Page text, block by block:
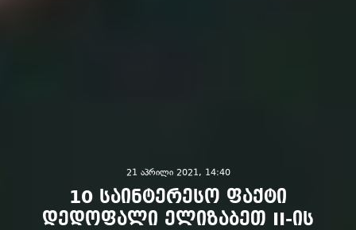
21 აპრილი 2021, 14:40
10 საინტერესო ფაქტი
დედოფალი ელიზაბეთ II-ის